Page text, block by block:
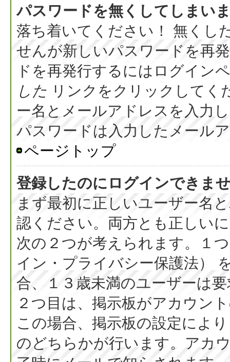
パスワードを無くしてしまい
落ち着いてください！ 無くし
せんが新しいパスワードを再
ドを再発行するにはログイン
した リンクをクリックしてく
ー名とメールアドレスを入力
パスワードは入力したメール
ページトップ
登録したのにログインできま
まず最初に正しいユーザー名
認ください。両方とも正しい
次の２つが考えられます。１
イン・プライバシー保護法）
合、１３歳未満のユーザーは
２つ目は、掲示板がアカウン
この場合、掲示板の設定によ
のどちらかが行います。アカ